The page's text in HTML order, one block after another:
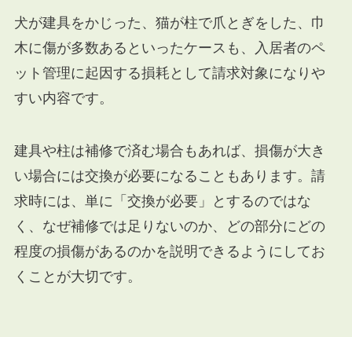
犬が建具をかじった、猫が柱で爪とぎをした、巾
木に傷が多数あるといったケースも、入居者のペ
ット管理に起因する損耗として請求対象になりや
すい内容です。
建具や柱は補修で済む場合もあれば、損傷が大き
い場合には交換が必要になることもあります。請
求時には、単に「交換が必要」とするのではな
く、なぜ補修では足りないのか、どの部分にどの
程度の損傷があるのかを説明できるようにしてお
くことが大切です。